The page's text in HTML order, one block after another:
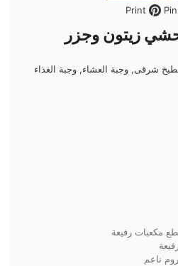
Pin
زيتون وجزر
شرقى, وجبة العشاء, وجبة الغذاء
مكعبات رفيعة
ناعم